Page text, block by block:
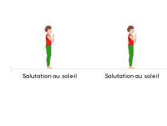
Salutation au soleil Salutation au soleil